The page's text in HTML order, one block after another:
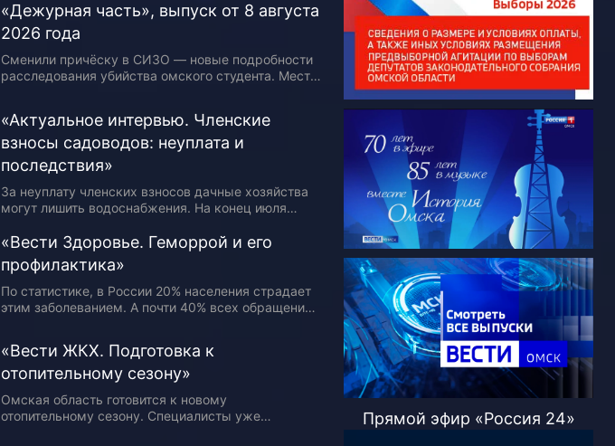
— в…
«Дежурная часть», выпуск от 8 августа
2026 года
Сменили причёску в СИЗО — новые подробности
расследования убийства омского студента. Место
Обещал крышу…
«Актуальное интервью. Членские
взносы садоводов: неуплата и
последствия»
За неуплату членских взносов дачные хозяйства
могут лишить водоснабжения. На конец июля
товариществ оплатили всего 25–30% садоводов.
Люди стали перечислять деньги,…
«Вести Здоровье. Геморрой и его
профилактика»
По статистике, в России 20% населения страдает
этим заболеванием. А почти 40% всех обращений
«Вести ЖКХ. Подготовка к
отопительному сезону»
Омская область готовится к новому
отопительному сезону. Специалисты уже
Прямой эфир «Россия 24»